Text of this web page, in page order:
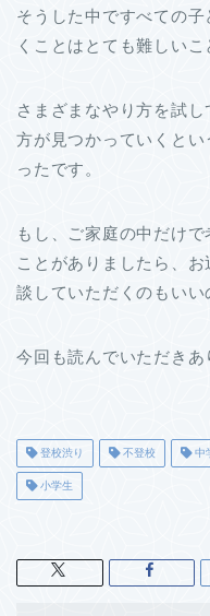
そうした中ですべての
くことはとても難しいこ
さまざまなやり方を試
方が見つかっていくと
ったです。
もし、ご家庭の中だけ
ことがありましたら、
談していただくのもいい
今回も読んでいただきあ
登校渋り 不登校 中
小学生